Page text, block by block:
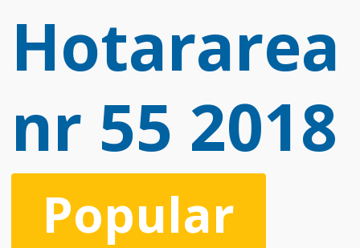
d
f
Hotararea
nr 55 2018
Popular